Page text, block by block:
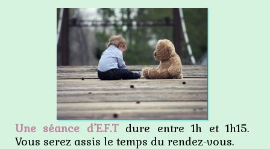
Une séance d’E.F.T dure entre 1h et 1h15.
Vous serez assis le temps du rendez-vous.